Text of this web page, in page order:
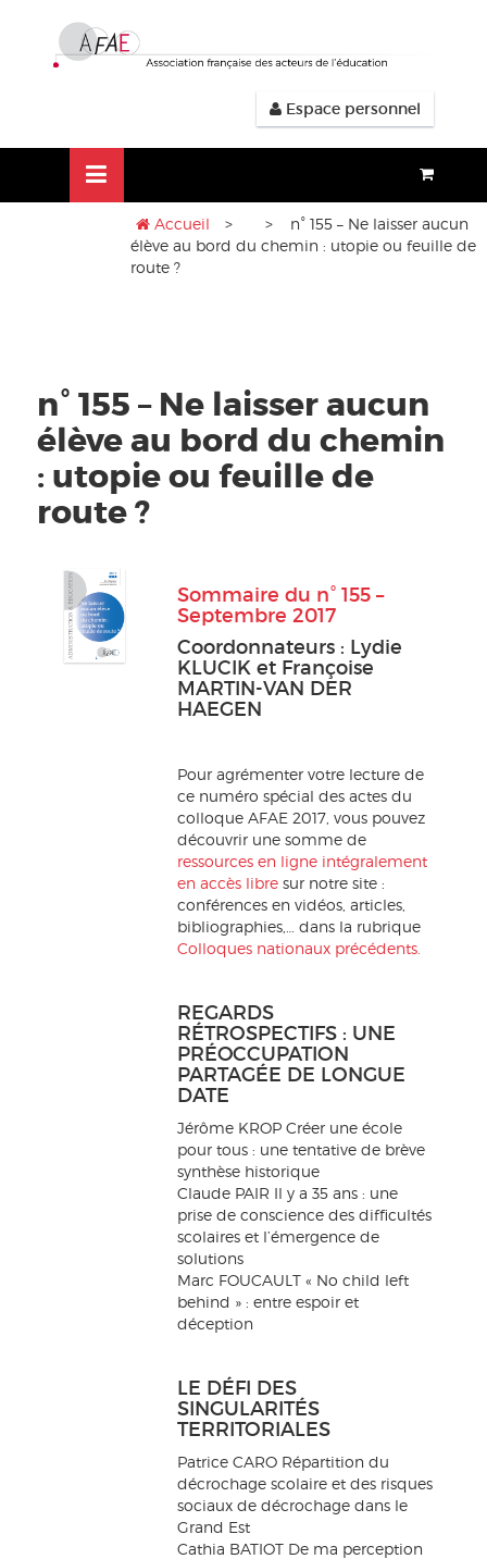
contenu
Espace personnel
Accueil >
> n° 155 – Ne laisser aucun
élève au bord du chemin : utopie ou feuille de
route ?
n° 155 – Ne laisser aucun
élève au bord du chemin
: utopie ou feuille de
route ?
Sommaire du n° 155 –
Septembre 2017
Coordonnateurs : Lydie
KLUCIK et Françoise
MARTIN-VAN DER
HAEGEN
Pour agrémenter votre lecture de
ce numéro spécial des actes du
colloque AFAE 2017, vous pouvez
découvrir une somme de
ressources en ligne intégralement
en accès libresur notre site :
conférences en vidéos, articles,
bibliographies,… dans la rubrique
Colloques nationaux précédents.
REGARDS
RÉTROSPECTIFS : UNE
PRÉOCCUPATION
PARTAGÉE DE LONGUE
DATE
Jérôme KROP Créer une école
pour tous : une tentative de brève
synthèse historique
Claude PAIR Il y a 35 ans : une
prise de conscience des difficultés
scolaires et l’émergence de
solutions
Marc FOUCAULT « No child left
behind » : entre espoir et
déception
LE DÉFI DES
SINGULARITÉS
TERRITORIALES
Patrice CARO Répartition du
décrochage scolaire et des risques
sociaux de décrochage dans le
Grand Est
Cathia BATIOT De ma perception